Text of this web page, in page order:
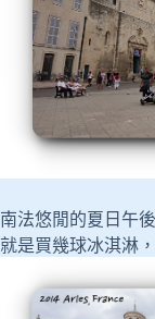
南法悠閒的夏日午
就是買幾球冰淇淋